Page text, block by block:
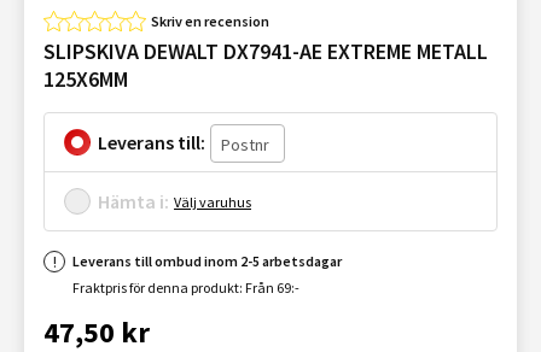
Skriv en recension
SLIPSKIVA DEWALT DX7941-AE EXTREME METALL
125X6MM
Leverans till:
Hämta i: Välj varuhus
Leverans till ombud inom 2-5 arbetsdagar
Fraktpris för denna produkt: Från 69:-
47,50 kr